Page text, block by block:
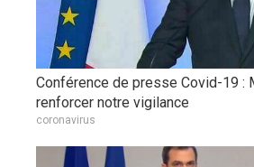
Conférence de presse Covid-19 :
renforcer notre vigilance
coronavirus